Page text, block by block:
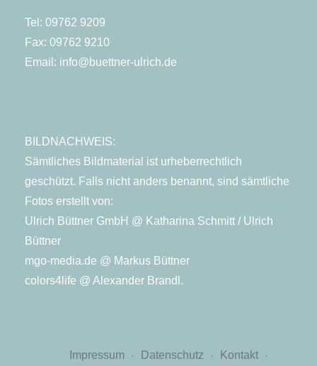
Tel: 09762 9209
Fax: 09762 9210
Email: info@buettner-ulrich.de
BILDNACHWEIS:
Sämtliches Bildmaterial ist urheberrechtlich
geschützt. Falls nicht anders benannt, sind sämtliche
Fotos erstellt von:
Ulrich Büttner GmbH @ Katharina Schmitt / Ulrich
Büttner
mgo-media.de @ Markus Büttner
colors4life @ Alexander Brandl.
Impressum Datenschutz Kontakt